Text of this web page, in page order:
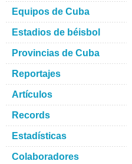
Equipos de Cuba
Estadios de béisbol
Provincias de Cuba
Reportajes
Artículos
Records
Estadísticas
Colaboradores